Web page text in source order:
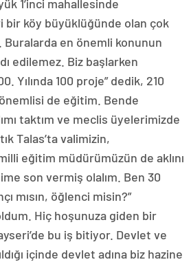
1’inci mahallesinde
bir köy büyüklüğünde olan çok
Buralarda en önemli konunun
edilemez. Biz başlarken
Yılında 100 proje” dedik, 210
de eğitim. Bende
taktım ve meclis üyelerimizde
Talas’ta valimizin,
eğitim müdürümüzün de aklını
son vermiş olalım. Ben 30
mısın, öğlenci misin?”
Hiç hoşunuza giden bir
bu iş bitiyor. Devlet ve
içinde devlet adına biz hazine